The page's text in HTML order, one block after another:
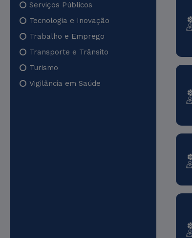
Serviços Públicos
Tecnologia e Inovação
Trabalho e Emprego
Transporte e Trânsito
Turismo
Vigilância em Saúde